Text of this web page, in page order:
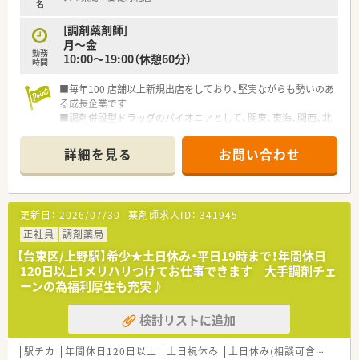
名
勤務
時間
[調剤薬剤師]
月～金
10:00～19:00（休憩60分）
■毎年100 店舗以上新規出店をしており、堅実ながらも勢いのあ
る成長企業です
■調剤併設型ドラッグのパイオニアとして、関東、東海、関西、北
■研修制度は様々なプランがあり、集合研修だけでなく任意で受
講可能な研修も幅広く用意されています
■店舗で活躍する従業員、社外で活躍する従業員、将来経営幹部
となる従業員など、薬剤師として様々な活躍ができるフィールド
を用意されています
■総合薬剤師・調剤薬剤師（土日休み・19時までの勤務）どちらか
の働き方を選択できます
■調剤併設型だけでなく「医療モール・クリニック併設店舗」「敷
地内薬局」「訪問調剤特化型店舗」など様々な店舗を運営してい
ます
■在宅医療にも積極的取り組んでおり「訪問調剤特化型店舗」を
50店舗以上、無菌調剤室は業界最多の51店舗設置しています
■「プラチナくるみん認定企業」「健康経営優良法人2023（大規模
法人部門）認定」等を取得し一人ひとりが働きやすい環境が整備
されています
詳細を見る お問い合わせ
更新日： 2026/07/30 薬剤師求人ID： 341945
正社員
調剤薬局
【台東区/上野駅】希少★土日休み・平日19時まで！年間休日
120日以上！メリハリつけてお仕事できます 大手調剤チェ
ーンの為福利厚生も充実♪
検討リストに追加
駅チカ 年間休日120日以上 土日祝休み 土日休み(相談可含む)